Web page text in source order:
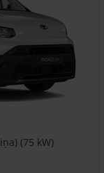
(75 kW)